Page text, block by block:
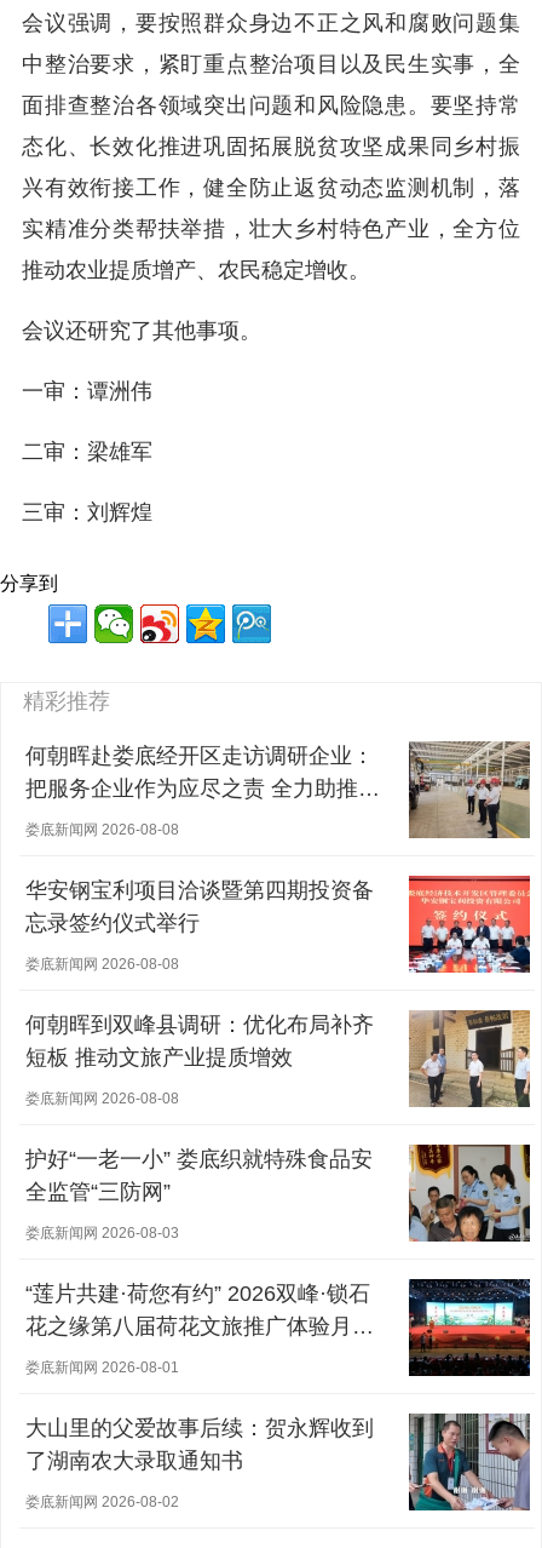
会议强调，要按照群众身边不正之风和腐败问题集
中整治要求，紧盯重点整治项目以及民生实事，全
面排查整治各领域突出问题和风险隐患。要坚持常
态化、长效化推进巩固拓展脱贫攻坚成果同乡村振
兴有效衔接工作，健全防止返贫动态监测机制，落
实精准分类帮扶举措，壮大乡村特色产业，全方位
推动农业提质增产、农民稳定增收。
会议还研究了其他事项。
一审：谭洲伟
二审：梁雄军
三审：刘辉煌
分享到
精彩推荐
何朝晖赴娄底经开区走访调研企业：
把服务企业作为应尽之责 全力助推经
营主体稳健发展
娄底新闻网 2026-08-08
华安钢宝利项目洽谈暨第四期投资备
忘录签约仪式举行
娄底新闻网 2026-08-08
何朝晖到双峰县调研：优化布局补齐
短板 推动文旅产业提质增效
娄底新闻网 2026-08-08
护好“一老一小” 娄底织就特殊食品安
全监管“三防网”
娄底新闻网 2026-08-03
“莲片共建·荷您有约” 2026双峰·锁石
花之缘第八届荷花文旅推广体验月盛
大开幕
娄底新闻网 2026-08-01
大山里的父爱故事后续：贺永辉收到
了湖南农大录取通知书
娄底新闻网 2026-08-02